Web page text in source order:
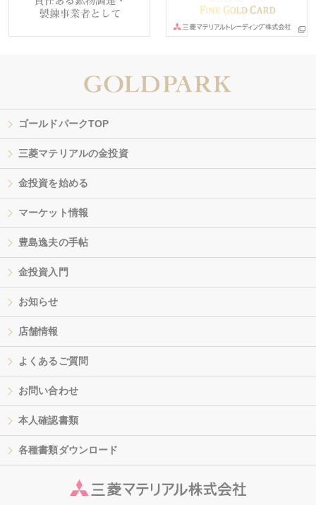
ゴールドパークTOP
三菱マテリアルの金投資
金投資を始める
マーケット情報
豊島逸夫の手帖
金投資入門
お知らせ
店舗情報
よくあるご質問
お問い合わせ
本人確認書類
各種書類ダウンロード